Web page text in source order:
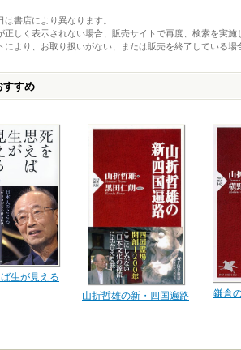
書店により異なります。
しく表示されない場合、販売サイトで再度、検索を実施
より、お取り扱いがない、または販売を終了している場
すすめ
生が見える
山折哲雄の新・四国遍路
鎌倉